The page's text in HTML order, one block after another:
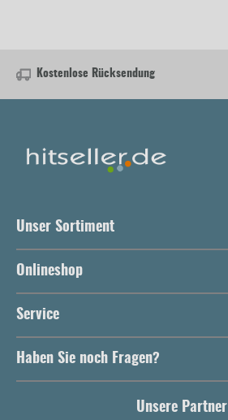
Kostenlose Rücksendung
Unser Sortiment
Onlineshop
Service
Haben Sie noch Fragen?
Unsere Partner